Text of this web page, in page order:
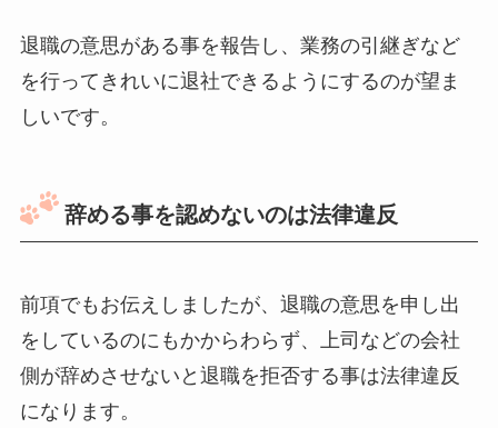
退職の意思がある事を報告し、業務の引継ぎなど
を行ってきれいに退社できるようにするのが望ま
しいです。
辞める事を認めないのは法律違反
前項でもお伝えしましたが、退職の意思を申し出
をしているのにもかからわらず、上司などの会社
側が辞めさせないと退職を拒否する事は法律違反
になります。